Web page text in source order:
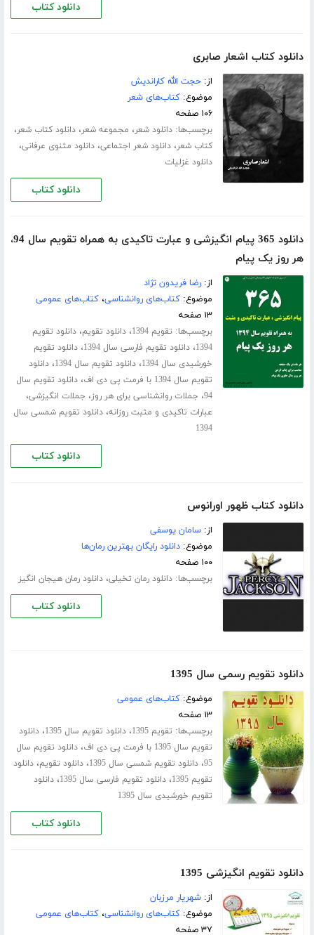
دانلود کتاب
دانلود کتاب اشعار صابری
از:حجت الله کاراندیش
موضوع:کتاب‌های شعر
۱۰۶ صفحه
برچسب‌ها:دانلود شعر، مجموعه شعر،دانلود کتاب شعر،
کتاب شعر،دانلود شعر اجتماعی،دانلود مثنوی عرفانی،
دانلود غزلیات
دانلود کتاب
دانلود 365 پیام انگیزشی و عبارت تاکیدی به همراه تقویم سال 94،
هر روز یک پیام
از:رضا فریدون نژاد
موضوع:کتاب‌های روانشناسی،کتاب‌های عمومی
۱۳ صفحه
برچسب‌ها: تقویم 1394 ،دانلود تقویم،دانلود تقویم
1394،دانلود تقویم فارسی سال 1394 ،دانلود تقویم
خورشیدی سال 1394
،دانلود تقویم سال 1394 ،دانلود
تقویم سال 1394 با فرمت پی دی اف
،دانلود تقویم سال
94، جملات روانشناسی برای هر روز، جملات انگیزشی،
عبارات تاکیدی و مثبت روزانه،دانلود تقویم شمسی سال
1394
دانلود کتاب
دانلود کتاب ظهور اورانوس
از:سامان یوسفی
موضوع:دانلود رایگان بهترین رمان‌ها
۱۰۰ صفحه
برچسب‌ها:دانلود رمان تخیلی،دانلود رمان هیجان انگیز
دانلود کتاب
دانلود تقویم رسمی سال 1395
موضوع:کتاب‌های عمومی
۱۳ صفحه
برچسب‌ها: تقویم 1395 ،دانلود تقویم سال 1395 ،دانلود
تقویم سال 1395 با فرمت پی دی اف
،دانلود تقویم سال
95،دانلود تقویم شمسی سال 1395 ،دانلود تقویم،دانلود
تقویم 1395
،دانلود تقویم فارسی سال 1395 ،دانلود
تقویم خورشیدی سال 1395
دانلود کتاب
دانلود تقویم انگیزشی 1395
از:شهریار مرزبان
موضوع:کتاب‌های روانشناسی،کتاب‌های عمومی
۳۷ صفحه